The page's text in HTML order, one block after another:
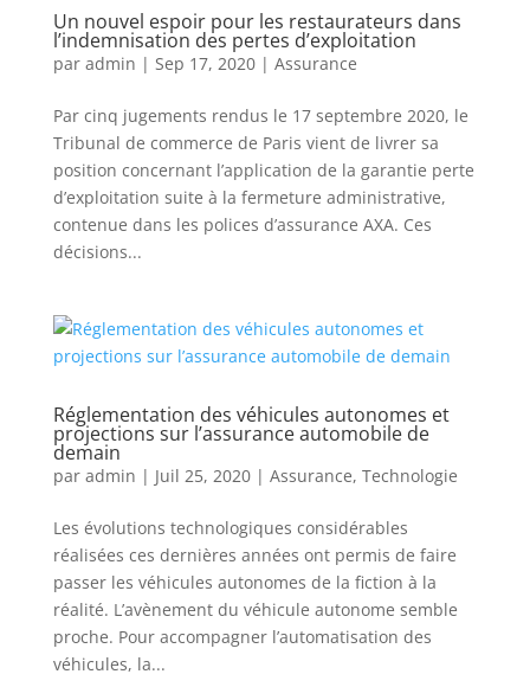
Un nouvel espoir pour les restaurateurs dans
l’indemnisation des pertes d’exploitation
par admin | Sep 17, 2020| Assurance
Par cinq jugements rendus le 17 septembre 2020, le
Tribunal de commerce de Paris vient de livrer sa
position concernant l’application de la garantie perte
d’exploitation suite à la fermeture administrative,
contenue dans les polices d’assurance AXA. Ces
décisions...
Réglementation des véhicules autonomes et
projections sur l’assurance automobile de
demain
par admin | Juil 25, 2020| Assurance, Technologie
Les évolutions technologiques considérables
réalisées ces dernières années ont permis de faire
passer les véhicules autonomes de la fiction à la
réalité. L’avènement du véhicule autonome semble
proche. Pour accompagner l’automatisation des
véhicules, la...